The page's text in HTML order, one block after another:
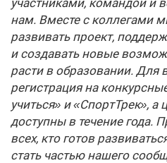
нам. Вместе с коллегами
развивать проект,
и создавать новые
расти в образовании. Для
регистрация на
учиться» и «СпортТрек»,
доступны в течение года.
всех, кто готов
стать частью нашего